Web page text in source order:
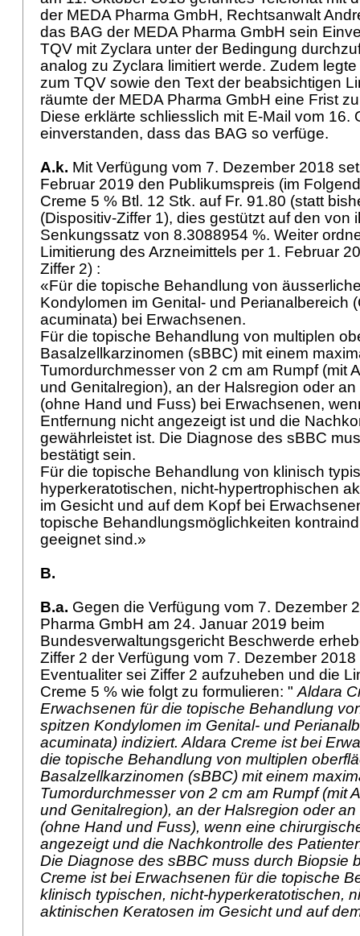
der MEDA Pharma GmbH, Rechtsanwalt
das BAG der MEDA Pharma GmbH sein
TQV mit Zyclara unter der Bedingung
analog zu Zyclara limitiert werde. Zudem
zum TQV sowie den Text der beabsichtigen
räumte der MEDA Pharma GmbH eine Frist
Diese erklärte schliesslich mit E-Mail vom 16.
einverstanden, dass das BAG so verfüge.
A.k. Mit Verfügung vom 7. Dezember 2018
Februar 2019 den Publikumspreis (im
Creme 5 % Btl. 12 Stk. auf Fr. 91.80 (statt
(Dispositiv-Ziffer 1), dies gestützt auf den von
Senkungssatz von 8.3088954 %. Weiter
Limitierung des Arzneimittels per 1. Februar
Ziffer 2) :
«Für die topische Behandlung von
Kondylomen im Genital- und Perianalbereich
acuminata) bei Erwachsenen.
Für die topische Behandlung von multiplen
Basalzellkarzinomen (sBBC) mit einem
Tumordurchmesser von 2 cm am Rumpf (mit
und Genitalregion), an der Halsregion oder
(ohne Hand und Fuss) bei Erwachsenen,
Entfernung nicht angezeigt ist und die
gewährleistet ist. Die Diagnose des sBBC
bestätigt sein.
Für die topische Behandlung von klinisch
hyperkeratotischen, nicht-hypertrophischen
im Gesicht und auf dem Kopf bei
topische Behandlungsmöglichkeiten
geeignet sind.»
B.
B.a. Gegen die Verfügung vom 7. Dezember
Pharma GmbH am 24. Januar 2019 beim
Bundesverwaltungsgericht Beschwerde
Ziffer 2 der Verfügung vom 7. Dezember
Eventualiter sei Ziffer 2 aufzuheben und die
Creme 5 % wie folgt zu formulieren: " Aldara
Erwachsenen für die topische Behandlung
spitzen Kondylomen im Genital- und
acuminata) indiziert. Aldara Creme ist bei
die topische Behandlung von multiplen
Basalzellkarzinomen (sBBC) mit einem
Tumordurchmesser von 2 cm am Rumpf (mit
und Genitalregion), an der Halsregion oder
(ohne Hand und Fuss), wenn eine
angezeigt und die Nachkontrolle des
Die Diagnose des sBBC muss durch Biopsie
Creme ist bei Erwachsenen für die topische
klinisch typischen, nicht-hyperkeratotischen,
aktinischen Keratosen im Gesicht und auf